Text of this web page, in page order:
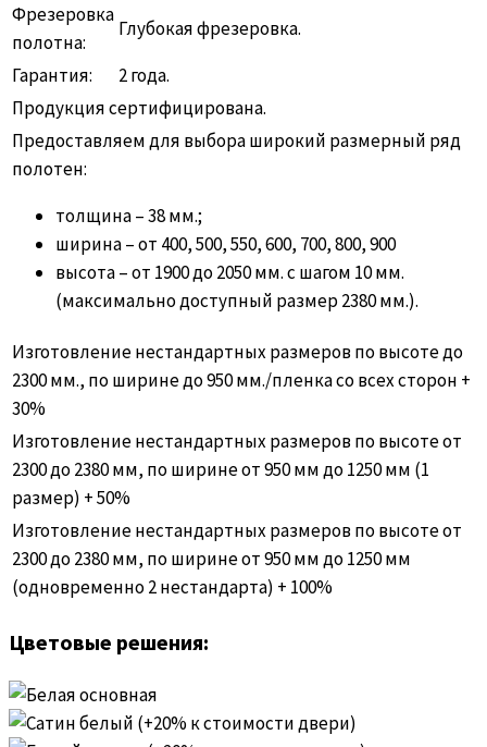
Фрезеровка
полотна:
Глубокая фрезеровка.
Гарантия:
2 года.
Продукция сертифицирована.
Предоставляем для выбора широкий размерный ряд
полотен:
толщина – 38 мм.;
ширина – от 400, 500, 550, 600, 700, 800, 900
высота – от 1900 до 2050 мм. с шагом 10 мм.
(максимально доступный размер 2380 мм.).
Изготовление нестандартных размеров по высоте до
2300 мм., по ширине до 950 мм./пленка со всех сторон +
30%
Изготовление нестандартных размеров по высоте от
2300 до 2380 мм, по ширине от 950 мм до 1250 мм (1
размер) + 50%
Изготовление нестандартных размеров по высоте от
2300 до 2380 мм, по ширине от 950 мм до 1250 мм
(одновременно 2 нестандарта) + 100%
Цветовые решения: